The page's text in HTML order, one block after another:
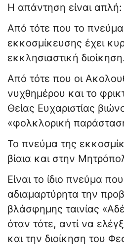
Η απάντηση είναι απλή:
Από τότε που το
εκκοσμίκευσης έχει
εκκλησιαστική διοίκηση.
Από τότε που οι
νυχθημέρου και το
Θείας Ευχαριστίας
«φολκλορική
Το πνεύμα της
βίαια και στην
Είναι το ίδιο πνεύμα
αδιαμαρτύρητα την
βλάσφημης ταινίας
όταν τότε, αντί να
και την διοίκηση του